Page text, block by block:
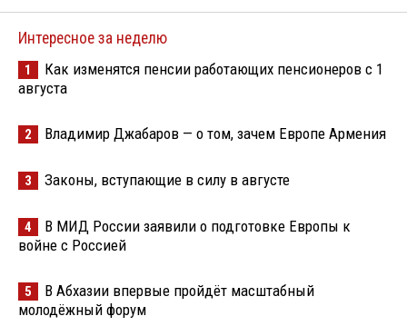
Интересное за неделю
1
Как изменятся пенсии работающих пенсионеров с 1
августа
2 Владимир Джабаров — о том, зачем Европе Армения
3 Законы, вступающие в силу в августе
4
В МИД России заявили о подготовке Европы к
войне с Россией
5
В Абхазии впервые пройдёт масштабный
молодёжный форум